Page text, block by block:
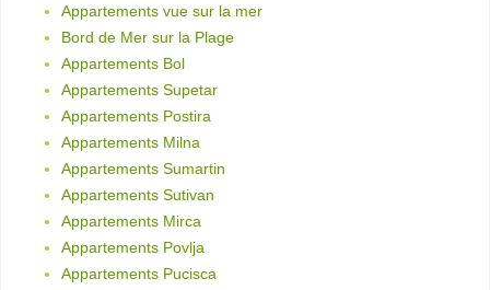
Appartements vue sur la mer
Bord de Mer sur la Plage
Appartements Bol
Appartements Supetar
Appartements Postira
Appartements Milna
Appartements Sumartin
Appartements Sutivan
Appartements Mirca
Appartements Povlja
Appartements Pucisca